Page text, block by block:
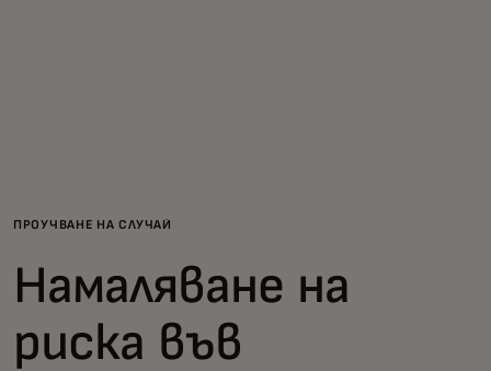
Новини и тенденции
ПРОУЧВАНЕ НА СЛУЧАЙ
Намаляване на
риска във